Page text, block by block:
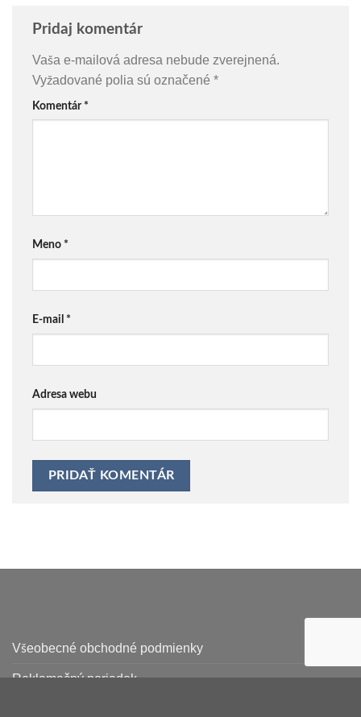
Pridaj komentár
Vaša e-mailová adresa nebude zverejnená.
Vyžadované polia sú označené *
Komentár *
Meno *
E-mail *
Adresa webu
Všeobecné obchodné podmienky
Reklamačný poriadok